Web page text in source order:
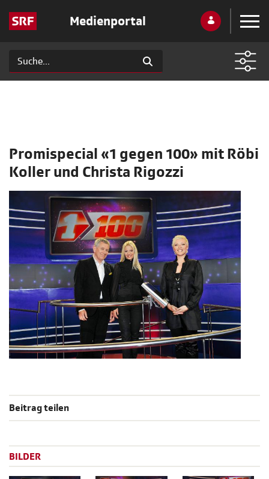
Medienportal
Promispecial «1 gegen 100» mit Röbi
Koller und Christa Rigozzi
Beitrag teilen
BILDER